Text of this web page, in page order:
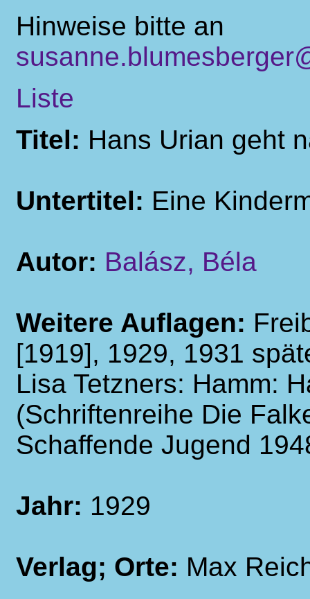
Hinweise bitte an
Liste
Titel: Hans Urian geht
Untertitel: Eine
Autor: Balász, Béla
Weitere Auflagen:
[1919], 1929, 1931
Lisa Tetzners: Hamm:
(Schriftenreihe Die
Schaffende Jugend
Jahr: 1929
Verlag; Orte: Max